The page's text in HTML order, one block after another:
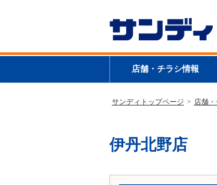
店舗・チラシ情報
サンディトップページ > 店舗
伊丹北野店